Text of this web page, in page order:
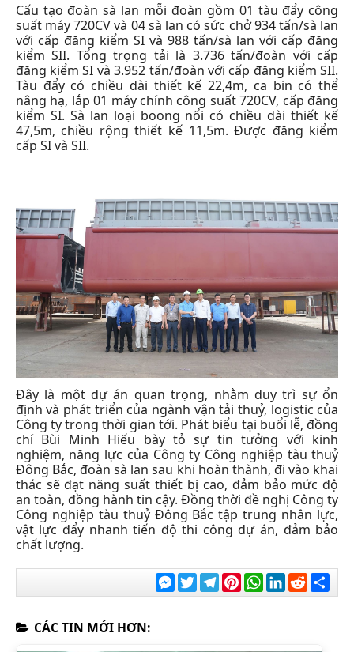
Cấu tạo đoàn sà lan mỗi đoàn gồm 01 tàu đẩy công
suất máy 720CV và 04 sà lan có sức chở 934 tấn/sà lan
với cấp đăng kiểm SI và 988 tấn/sà lan với cấp đăng
kiểm SII. Tổng trọng tải là 3.736 tấn/đoàn với cấp
đăng kiểm SI và 3.952 tấn/đoàn với cấp đăng kiểm SII.
Tàu đẩy có chiều dài thiết kế 22,4m, ca bin có thể
nâng hạ, lắp 01 máy chính công suất 720CV, cấp đăng
kiểm SI. Sà lan loại boong nổi có chiều dài thiết kế
47,5m, chiều rộng thiết kế 11,5m. Được đăng kiểm
cấp SI và SII.
Đây là một dự án quan trọng, nhằm duy trì sự ổn
định và phát triển của ngành vận tải thuỷ, logistic của
Công ty trong thời gian tới. Phát biểu tại buổi lễ, đồng
chí Bùi Minh Hiếu bày tỏ sự tin tưởng với kinh
nghiệm, năng lực của Công ty Công nghiệp tàu thuỷ
Đông Bắc, đoàn sà lan sau khi hoàn thành, đi vào khai
thác sẽ đạt năng suất thiết bị cao, đảm bảo mức độ
an toàn, đồng hành tin cậy. Đồng thời đề nghị Công ty
Công nghiệp tàu thuỷ Đông Bắc tập trung nhân lực,
vật lực đẩy nhanh tiến độ thi công dự án, đảm bảo
chất lượng.
Messenger
TwitterTelegramPinterestWhatsApp
LinkedIn
Reddit
CÁC TIN MỚI HƠN: